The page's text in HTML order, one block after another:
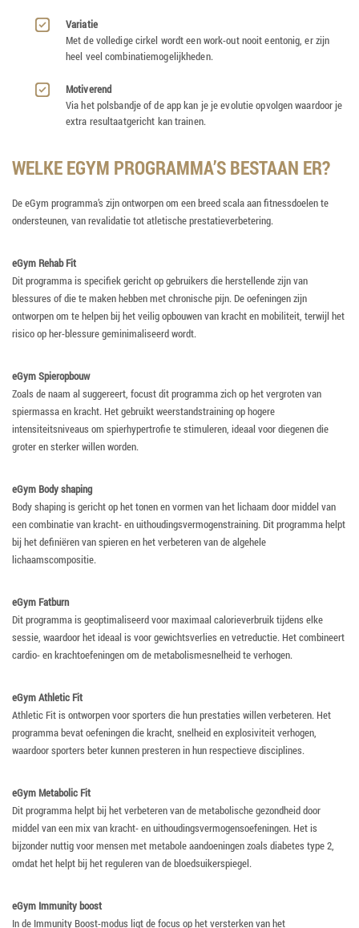
Variatie
Met de volledige cirkel wordt een work-out nooit eentonig, er zijn
heel veel combinatiemogelijkheden.
Motiverend
Via het polsbandje of de app kan je je evolutie opvolgen waardoor je
extra resultaatgericht kan trainen.
WELKE EGYM PROGRAMMA’S BESTAAN ER?
De eGym programma’s zijn ontworpen om een breed scala aan fitnessdoelen te
ondersteunen, van revalidatie tot atletische prestatieverbetering.
eGym Rehab Fit
Dit programma is specifiek gericht op gebruikers die herstellende zijn van
blessures of die te maken hebben met chronische pijn. De oefeningen zijn
ontworpen om te helpen bij het veilig opbouwen van kracht en mobiliteit, terwijl het
risico op her-blessure geminimaliseerd wordt.
eGym Spieropbouw
Zoals de naam al suggereert, focust dit programma zich op het vergroten van
spiermassa en kracht. Het gebruikt weerstandstraining op hogere
intensiteitsniveaus om spierhypertrofie te stimuleren, ideaal voor diegenen die
groter en sterker willen worden.
eGym Body shaping
Body shaping is gericht op het tonen en vormen van het lichaam door middel van
een combinatie van kracht- en uithoudingsvermogenstraining. Dit programma helpt
bij het definiëren van spieren en het verbeteren van de algehele
lichaamscompositie.
eGym Fatburn
Dit programma is geoptimaliseerd voor maximaal calorieverbruik tijdens elke
sessie, waardoor het ideaal is voor gewichtsverlies en vetreductie. Het combineert
cardio- en krachtoefeningen om de metabolismesnelheid te verhogen.
eGym Athletic Fit
Athletic Fit is ontworpen voor sporters die hun prestaties willen verbeteren. Het
programma bevat oefeningen die kracht, snelheid en explosiviteit verhogen,
waardoor sporters beter kunnen presteren in hun respectieve disciplines.
eGym Metabolic Fit
Dit programma helpt bij het verbeteren van de metabolische gezondheid door
middel van een mix van kracht- en uithoudingsvermogensoefeningen. Het is
bijzonder nuttig voor mensen met metabole aandoeningen zoals diabetes type 2,
omdat het helpt bij het reguleren van de bloedsuikerspiegel.
eGym Immunity boost
In de Immunity Boost-modus ligt de focus op het versterken van het